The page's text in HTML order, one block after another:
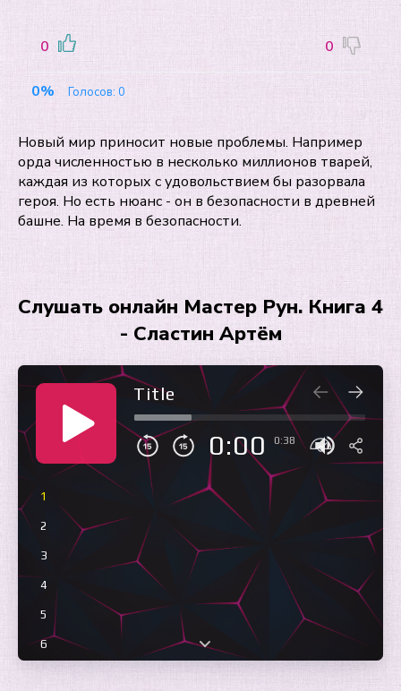
0 0
0% Голосов: 0
Новый мир приносит новые проблемы. Например
орда численностью в несколько миллионов тварей,
каждая из которых с удовольствием бы разорвала
героя. Но есть нюанс - он в безопасности в древней
башне. На время в безопасности.
Слушать онлайн Мастер Рун. Книга 4
- Сластин Артём
Title
0:00 0:38
1
2
3
4
5
6